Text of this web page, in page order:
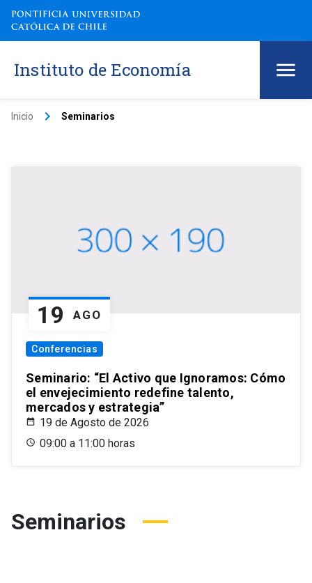
Instituto de Economía
Inicio keyboard_arrow_right Seminarios
19 AGO
Conferencias
Seminario: “El Activo que Ignoramos: Cómo
el envejecimiento redefine talento,
mercados y estrategia”
19 de Agosto de 2026
09:00 a 11:00 horas
Seminarios